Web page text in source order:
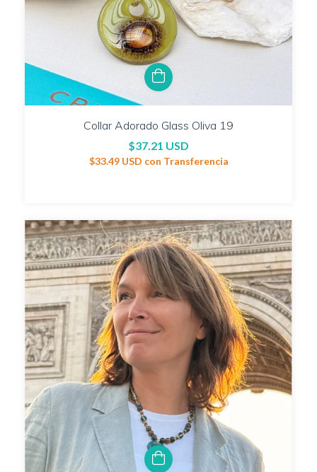
Collar Adorado Glass Oliva 19
$37.21 USD
$33.49 USD con Transferencia